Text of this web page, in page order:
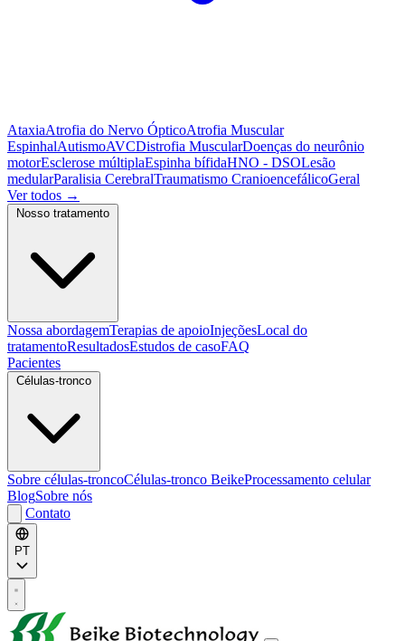
AtaxiaAtrofia do Nervo ÓpticoAtrofia Muscular
EspinhalAutismoAVCDistrofia MuscularDoenças do neurônio
motorEsclerose múltiplaEspinha bífidaHNO - DSOLesão
medularParalisia CerebralTraumatismo CranioencefálicoGeral
Ver todos →
Nossa abordagemTerapias de apoioInjeçõesLocal do
tratamentoResultadosEstudos de casoFAQ
Pacientes
Sobre células-troncoCélulas-tronco BeikeProcessamento celular
BlogSobre nós
Contato
PT